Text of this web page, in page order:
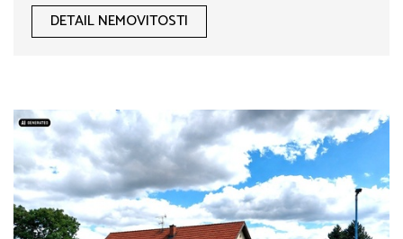
DETAIL NEMOVITOSTI